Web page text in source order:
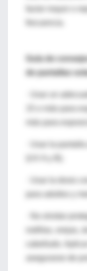
factor mayor o
Guía de
de pantallas
· Usar la
· No olvidar
asegurarse de